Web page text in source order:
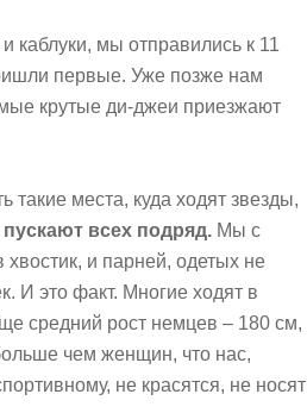
каблуки, мы отправились к 11
первые. Уже позже нам
крутые ди-джеи приезжают
места, куда ходят звезды,
всех подряд. Мы с
и парней, одетых не
И это факт. Многие ходят в
средний рост немцев – 180 см,
чем женщин, что нас,
не красятся, не носят